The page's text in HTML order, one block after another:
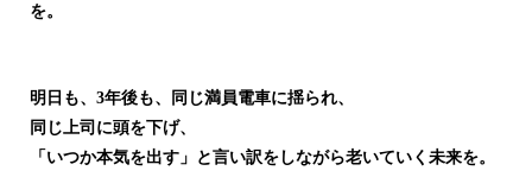
を。
明日も、3年後も、同じ満員電車に揺られ、
同じ上司に頭を下げ、
「いつか本気を出す」と言い訳をしながら老いていく未来を。